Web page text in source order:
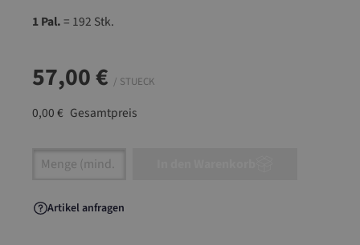
1 Pal.= 192 Stk.
57,00 € / STUECK
0,00 € Gesamtpreis
Artikel Anzahl: Gib den gewünschten Wert
Artikel anfragen